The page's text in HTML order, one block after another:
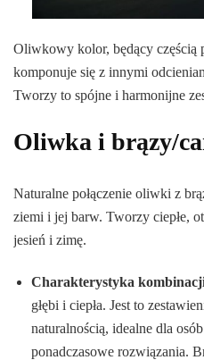
Oliwkowy kolor, będący częścią
komponuje się z innymi
Tworzy to spójne i harmonijne
Oliwka i brązy/
Naturalne połączenie oliwki z
ziemi i jej barw. Tworzy ciepłe,
jesień i zimę.
Charakterystyka
głębi i ciepła. Jest to
naturalnością, idealne dla
ponadczasowe rozwiązania.